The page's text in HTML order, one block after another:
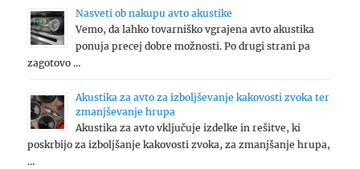
Nasveti ob nakupu avto akustike
Vemo, da lahko tovarniško vgrajena avto akustika
ponuja precej dobre možnosti. Po drugi strani pa
zagotovo …
Akustika za avto za izboljševanje kakovosti zvoka ter
zmanjševanje hrupa
Akustika za avto vključuje izdelke in rešitve, ki
poskrbijo za izboljšanje kakovosti zvoka, za zmanjšanje hrupa,
…